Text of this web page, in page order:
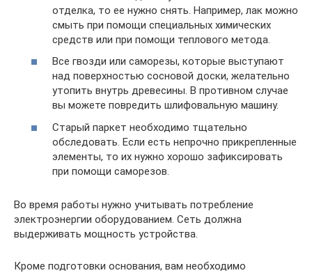
отделка, то ее нужно снять. Например, лак можно
смыть при помощи специальных химических
средств или при помощи теплового метода.
Все гвозди или саморезы, которые выступают
над поверхностью сосновой доски, желательно
утопить внутрь древесины. В противном случае
вы можете повредить шлифовальную машину.
Старый паркет необходимо тщательно
обследовать. Если есть непрочно прикрепленные
элементы, то их нужно хорошо зафиксировать
при помощи саморезов.
Во время работы нужно учитывать потребление
электроэнергии оборудованием. Сеть должна
выдерживать мощность устройства.
Кроме подготовки основания, вам необходимо